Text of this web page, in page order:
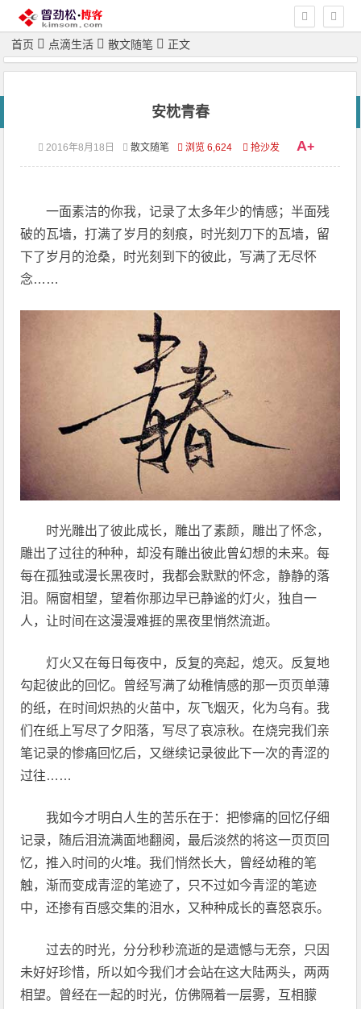
首页 点滴生活 散文随笔 正文
安枕青春
2016年8月18日 散文随笔 浏览 6,624 抢沙发 A+
一面素洁的你我，记录了太多年少的情感；半面残
破的瓦墙，打满了岁月的刻痕，时光刻刀下的瓦墙，留
下了岁月的沧桑，时光刻到下的彼此，写满了无尽怀
念……
时光雕出了彼此成长，雕出了素颜，雕出了怀念，
雕出了过往的种种，却没有雕出彼此曾幻想的未来。每
每在孤独或漫长黑夜时，我都会默默的怀念，静静的落
泪。隔窗相望，望着你那边早已静谧的灯火，独自一
人，让时间在这漫漫难捱的黑夜里悄然流逝。
灯火又在每日每夜中，反复的亮起，熄灭。反复地
勾起彼此的回忆。曾经写满了幼稚情感的那一页页单薄
的纸，在时间炽热的火苗中，灰飞烟灭，化为乌有。我
们在纸上写尽了夕阳落，写尽了哀凉秋。在烧完我们亲
笔记录的惨痛回忆后，又继续记录彼此下一次的青涩的
过往……
我如今才明白人生的苦乐在于：把惨痛的回忆仔细
记录，随后泪流满面地翻阅，最后淡然的将这一页页回
忆，推入时间的火堆。我们悄然长大，曾经幼稚的笔
触，渐而变成青涩的笔迹了，只不过如今青涩的笔迹
中，还掺有百感交集的泪水，又种种成长的喜怒哀乐。
过去的时光，分分秒秒流逝的是遗憾与无奈，只因
未好好珍惜，所以如今我们才会站在这大陆两头，两两
相望。曾经在一起的时光，仿佛隔着一层雾，互相朦